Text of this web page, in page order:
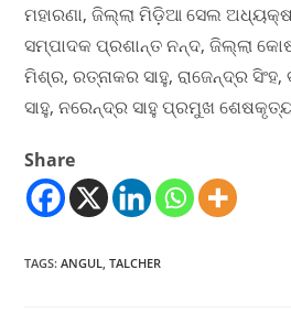
ମହାରଣା, ଜିଲ୍ଲା ମିଡ଼ିଆ ସେଲ ଅଧ୍ୟକ୍ଷ
ସମ୍ପାଦକ ପ୍ରଶାନ୍ତ ନନ୍ଦ, ଜିଲ୍ଲା
ମିଶ୍ର, ରତ୍ନାକର ସାହୁ, ରାଜେନ୍ଦ୍ର
ସାହୁ, ନରେନ୍ଦ୍ର ସାହୁ ପ୍ରମୁଖ
Share
TAGS:ANGUL TALCHER